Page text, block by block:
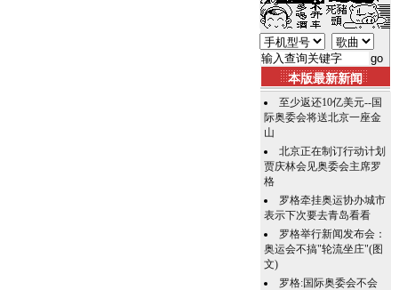
本版最新新闻
至少返还10亿美元--国
际奥委会将送北京一座金
山
北京正在制订行动计划
贾庆林会见奥委会主席罗
格
罗格牵挂奥运协办城市
表示下次要去青岛看看
罗格举行新闻发布会：
奥运会不搞"轮流坐庄"(图
文)
罗格:国际奥委会不会